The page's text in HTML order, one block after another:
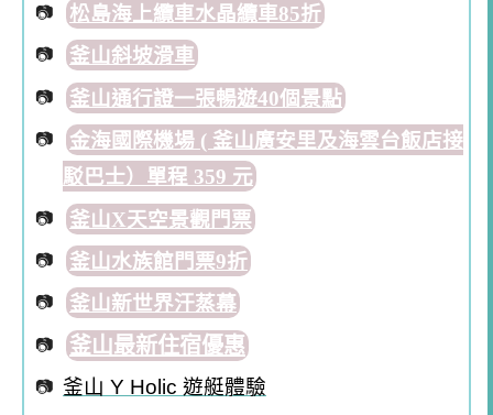
松島海上纜車水晶纜車85折
釜山斜坡滑車
釜山通行證一張暢遊40個景點
金海國際機場 ( 釜山廣安里及海雲台飯店接
駁巴士）單程 359 元
釜山X天空景觀門票
釜山水族館門票9折
釜山新世界汗蒸幕
釜山最新住宿優惠
釜山 Y Holic 遊艇體驗